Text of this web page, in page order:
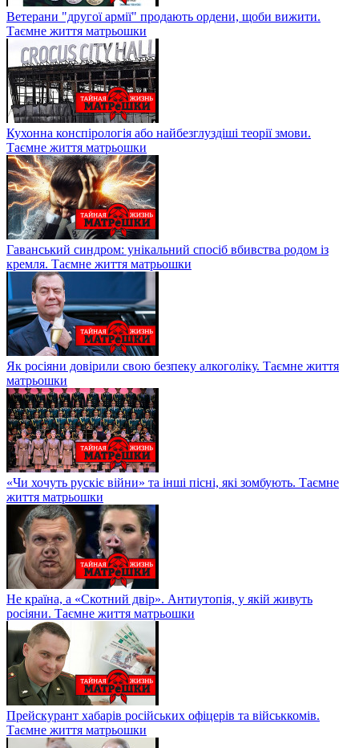
Ветерани "другої армії" продають ордени, щоби вижити.
Таємне життя матрьошки
Кухонна конспірологія або найбезглуздіші теорії змови.
Таємне життя матрьошки
Гаванський синдром: унікальний спосіб вбивства родом із
кремля. Таємне життя матрьошки
Як росіяни довірили свою безпеку алкоголіку. Таємне життя
матрьошки
«Чи хочуть рускіє війни» та інші пісні, які зомбують. Таємне
життя матрьошки
Не країна, а «Скотний двір». Антиутопія, у якій живуть
росіяни. Таємне життя матрьошки
Прейскурант хабарів російських офіцерів та військкомів.
Таємне життя матрьошки